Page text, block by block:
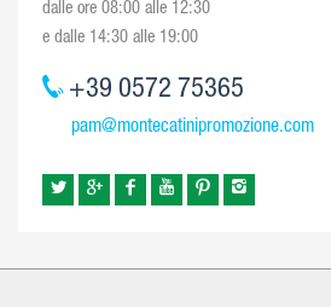
dalle ore 08:00 alle 12:30
e dalle 14:30 alle 19:00
+39 0572 75365
pam@montecatinipromozione.com